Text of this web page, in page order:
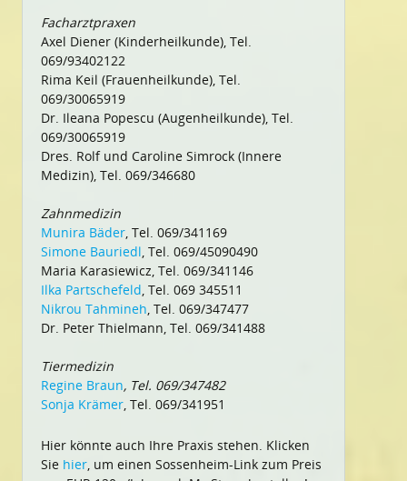
Facharztpraxen
Axel Diener (Kinderheilkunde), Tel.
069/93402122
Rima Keil (Frauenheilkunde), Tel.
069/30065919
Dr. Ileana Popescu (Augenheilkunde), Tel.
069/30065919
Dres. Rolf und Caroline Simrock (Innere
Medizin), Tel. 069/346680
Zahnmedizin
Munira Bäder , Tel. 069/341169
Simone Bauriedl , Tel. 069/45090490
Maria Karasiewicz, Tel. 069/341146
Ilka Partschefeld , Tel. 069 345511
Nikrou Tahmineh , Tel. 069/347477
Dr. Peter Thielmann, Tel. 069/341488
Tiermedizin
Regine Braun, Tel. 069/347482
Sonja Krämer , Tel. 069/341951
Hier könnte auch Ihre Praxis stehen. Klicken
Sie hier , um einen Sossenheim-Link zum Preis